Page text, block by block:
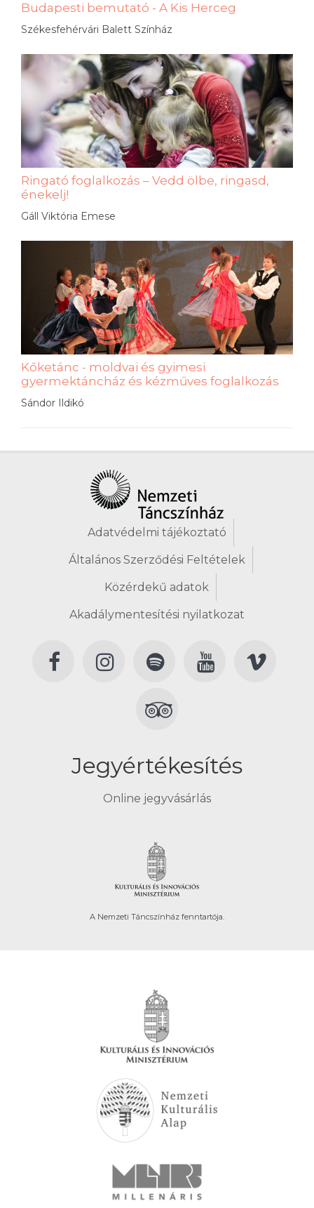
Budapesti bemutató - A Kis Herceg
Székesfehérvári Balett Színház
Ringató foglalkozás – Vedd ölbe, ringasd,
énekelj!
Gáll Viktória Emese
Kőketánc - moldvai és gyimesi
gyermektáncház és kézműves foglalkozás
Sándor Ildikó
Adatvédelmi tájékoztató
Általános Szerződési Feltételek
Közérdekű adatok
Akadálymentesítési nyilatkozat
Jegyértékesítés
Online jegyvásárlás
A Nemzeti Táncszínház fenntartója.